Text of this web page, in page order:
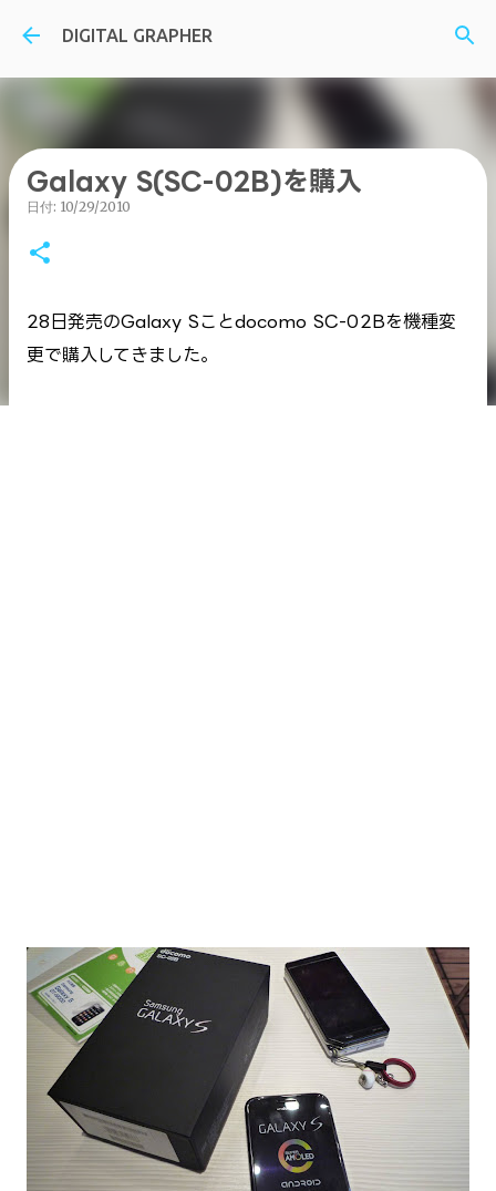
スキップしてメイン コンテンツに移動
DIGITAL GRAPHER
Galaxy S(SC-02B)を購入
日付: 10/29/2010
28日発売のGalaxy Sことdocomo SC-02Bを機種変
更で購入してきました。